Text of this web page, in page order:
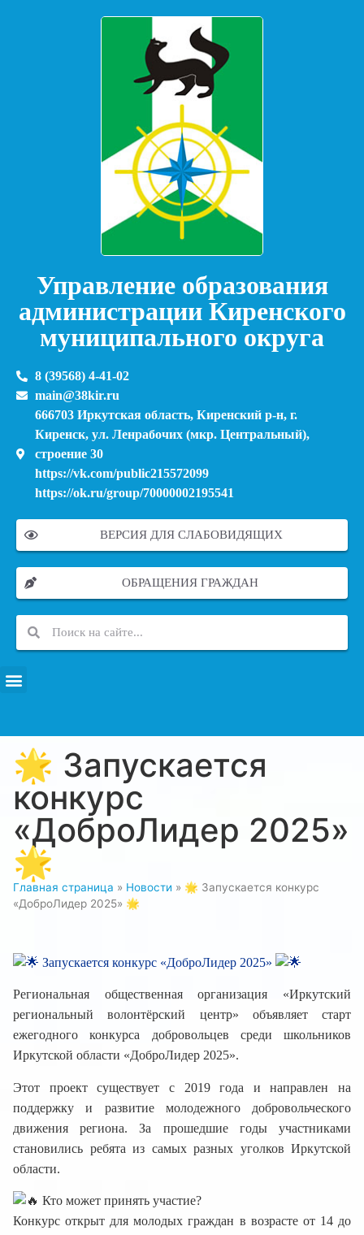
Управление образования
администрации Киренского
муниципального округа
8 (39568) 4-41-02
main@38kir.ru
666703 Иркутская область, Киренский р-н, г.
Киренск, ул. Ленрабочих (мкр. Центральный),
строение 30
https://vk.com/public215572099
https://ok.ru/group/70000002195541
ВЕРСИЯ ДЛЯ СЛАБОВИДЯЩИХ
ОБРАЩЕНИЯ ГРАЖДАН
🌟 Запускается
конкурс
«ДоброЛидер 2025»
🌟
Главная страница » Новости » 🌟 Запускается конкурс
«ДоброЛидер 2025» 🌟
Запускается конкурс «ДоброЛидер 2025»
Региональная общественная организация «Иркутский
региональный волонтёрский центр» объявляет старт
ежегодного конкурса добровольцев среди школьников
Иркутской области «ДоброЛидер 2025».
Этот проект существует с 2019 года и направлен на
поддержку и развитие молодежного добровольческого
движения региона. За прошедшие годы участниками
становились ребята из самых разных уголков Иркутской
области.
Кто может принять участие?
Конкурс открыт для молодых граждан в возрасте от 14 до